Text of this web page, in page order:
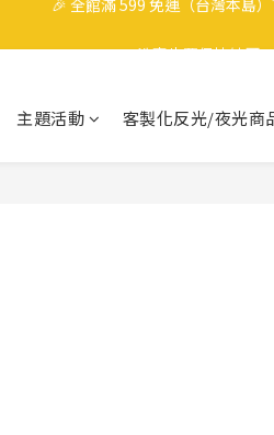
🎉 全館滿 599 免運（台灣本島）
主題活動 客製化反光/夜光商